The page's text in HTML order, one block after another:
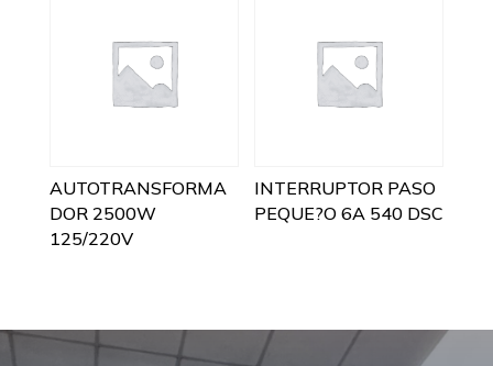
AUTOTRANSFORMA
DOR 2500W
125/220V
INTERRUPTOR PASO
PEQUE?O 6A 540 DSC